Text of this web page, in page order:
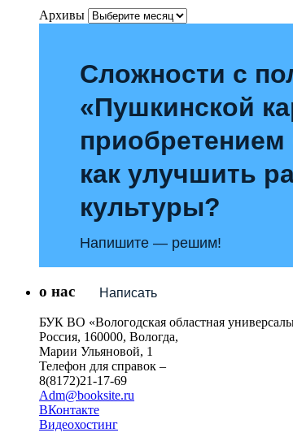
Архивы
Сложности с
«Пушкинской
приобретением
как улучшить
культуры?
Напишите — решим!
Написать
о нас
БУК ВО «Вологодская областная
Россия, 160000, Вологда,
Марии Ульяновой, 1
Телефон для справок –
8(8172)21-17-69
Adm@booksite.ru
ВКонтакте
Видеохостинг